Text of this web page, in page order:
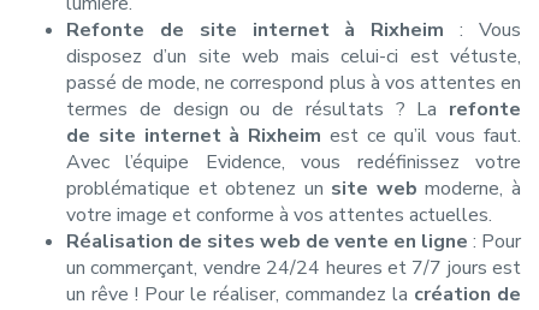
Refonte de site internet à Rixheim : Vous
disposez d’un site web mais celui-ci est vétuste,
passé de mode, ne correspond plus à vos attentes en
termes de design ou de résultats ? La refonte
de site internet à Rixheim est ce qu’il vous faut.
Avec l’équipe Evidence, vous redéfinissez votre
problématique et obtenez un site web moderne, à
votre image et conforme à vos attentes actuelles.
Réalisation de sites web de vente en ligne : Pour
un commerçant, vendre 24/24 heures et 7/7 jours est
un rêve ! Pour le réaliser, commandez la création de